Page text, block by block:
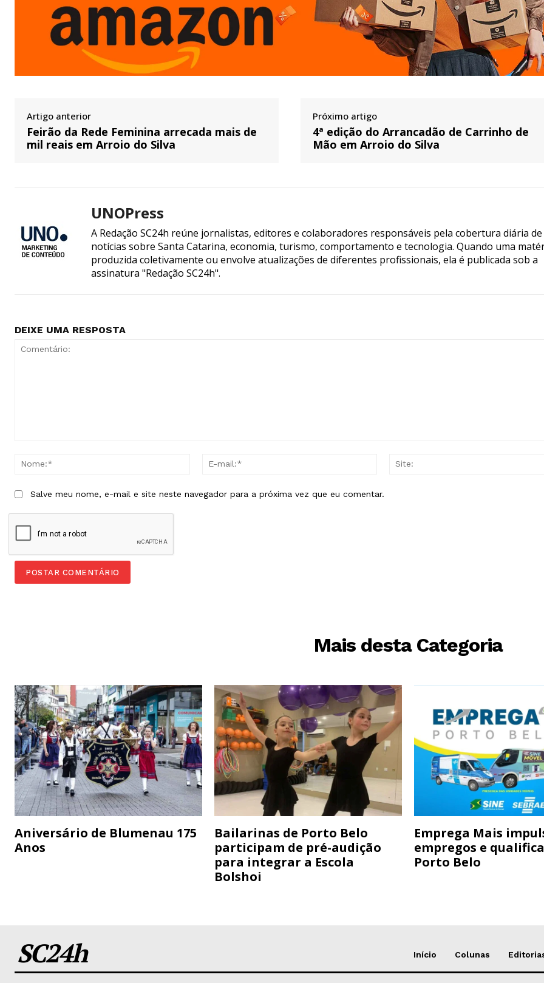
Artigo anterior
Feirão da Rede Feminina arrecada mais de
mil reais em Arroio do Silva
Próximo artigo
4ª edição do Arrancadão de Carrinho de
Mão em Arroio do Silva
UNOPress
A Redação SC24h reúne jornalistas, editores e colaboradores responsáveis pela cobertura diária de
notícias sobre Santa Catarina, economia, turismo, comportamento e tecnologia. Quando uma
produzida coletivamente ou envolve atualizações de diferentes profissionais, ela é publicada sob a
assinatura "Redação SC24h".
DEIXE UMA RESPOSTA
Nome:*
Salve meu nome, e-mail e site neste navegador para a próxima vez que eu comentar.
Mais desta Categoria
Aniversário de Blumenau 175
Anos
Bailarinas de Porto Belo
participam de pré-audição
para integrar a Escola
Bolshoi
Emprega Mais
empregos e
Porto Belo
SC24h Início Colunas